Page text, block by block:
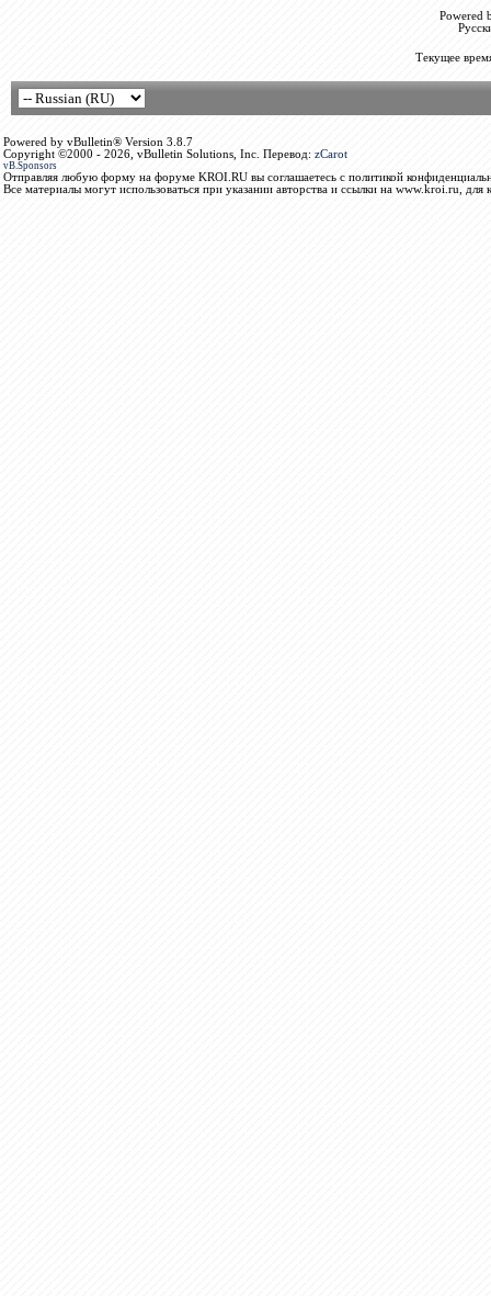
Powered
Текущее
Powered by vBulletin® Version 3.8.7
Copyright ©2000 - 2026, vBulletin Solutions, Inc. Перевод: zCarot
vB.Sponsors
Отправляя любую форму на форуме KROI.RU вы соглашаетесь с политикой
Все материалы могут использоваться при указании авторства и ссылки на www.kroi.ru, для